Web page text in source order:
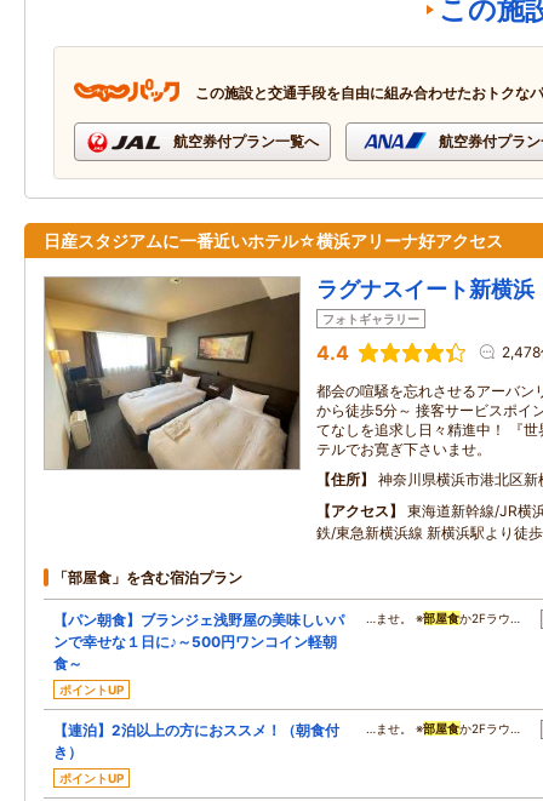
この施
この施設と交通手段を自由に組み合わせたおトクな
航空券付プラン一覧へ 航空券付プラ
日産スタジアムに一番近いホテル☆横浜アリーナ好アクセス
ラグナスイート新横浜
フォトギャラリー
4.4
都会の喧騒を忘れさせるアーバン
から徒歩5分～ 接客サービスポイ
てなしを追求し日々精進中！ 『
テルでお寛ぎ下さいませ。
住所
神奈川県横浜市港北区新
アクセス
東海道新幹線/JR横
鉄/東急新横浜線 新横浜駅より徒
「部屋食」を含む宿泊プラン
【パン朝食】ブランジェ浅野屋の美味しいパ
ンで幸せな１日に♪～500円ワンコイン軽朝
食～
ポイントUP
…ませ。 ※部屋食か2Fラウ…
【連泊】2泊以上の方におススメ！（朝食付
き）
ポイントUP
…ませ。 ※部屋食か2Fラウ…